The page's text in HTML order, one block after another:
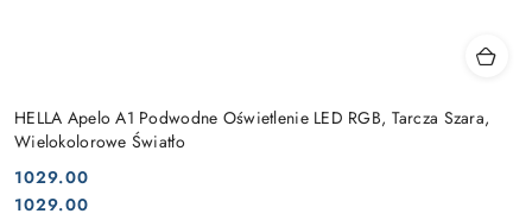
HELLA Apelo A1 Podwodne Oświetlenie LED RGB, Tarcza Szara,
Wielokolorowe Światło
Cena:
1029.00
Cena:
1029.00